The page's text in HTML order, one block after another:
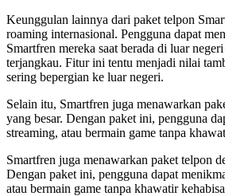
Keunggulan lainnya dari paket telpon
roaming internasional. Pengguna dapat
Smartfren mereka saat berada di luar
terjangkau. Fitur ini tentu menjadi nilai
sering bepergian ke luar negeri.
Selain itu, Smartfren juga menawarkan
yang besar. Dengan paket ini, pengguna
streaming, atau bermain game tanpa
Smartfren juga menawarkan paket telpon
Dengan paket ini, pengguna dapat
atau bermain game tanpa khawatir